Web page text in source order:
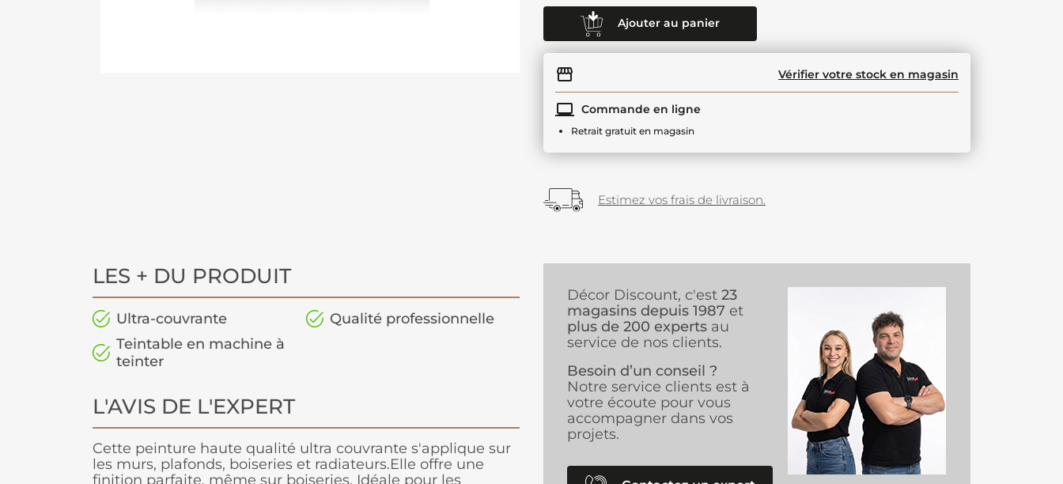
Ajouter au panier
Vérifier votre stock en magasin
Commande en ligne
Retrait gratuit en magasin
Estimez vos frais de livraison.
LES + DU PRODUIT
Ultra-couvrante
Qualité professionnelle
Teintable en machine à
teinter
L'AVIS DE L'EXPERT
Cette peinture haute qualité ultra couvrante s'applique sur
les murs, plafonds, boiseries et radiateurs.Elle offre une
finition parfaite, même sur boiseries. Idéale pour les
Décor Discount, c'est 23
magasins depuis 1987 et
plus de 200 experts au
service de nos clients.
Besoin d’un conseil ?
Notre service clients est à
votre écoute pour vous
accompagner dans vos
projets.